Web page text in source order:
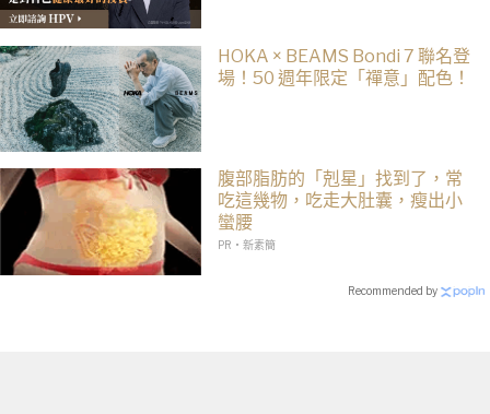
HOKA × BEAMS Bondi 7 聯名登
場！50 週年限定「禪意」配色！
腹部脂肪的「剋星」找到了，常
吃這幾物，吃走大肚囊，瘦出小
蠻腰
PR・新素簡
Recommended by